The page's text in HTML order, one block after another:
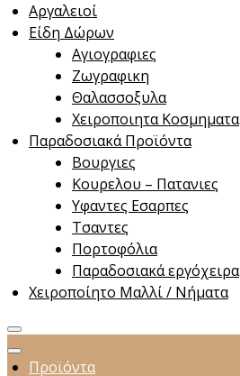
Αργαλειοί
Είδη Δώρων
Αγιογραφιες
Ζωγραφικη
Θαλασσοξυλα
Χειροποιητα Κοσμηματα
Παραδοσιακά Προϊόντα
Βουργιες
Κουρελου – Πατανιες
Υφαντες Εσαρπες
Τσαντες
Πορτοφόλια
Παραδοσιακά εργόχειρα
Χειροποίητο Μαλλί / Νήματα
Προϊόντα